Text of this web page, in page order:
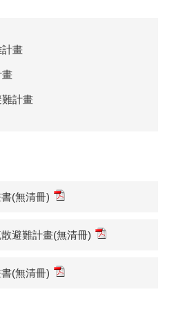
計畫
畫
計畫
(無清冊)
避難計畫(無清冊)
(無清冊)